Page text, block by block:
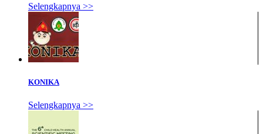
Selengkapnya >>
KONIKA
Selengkapnya >>